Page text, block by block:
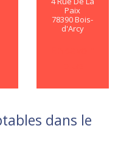
Paix
78390 Bois-
d'Arcy
dans le